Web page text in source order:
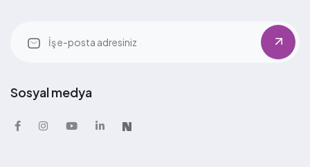
Sosyal medya